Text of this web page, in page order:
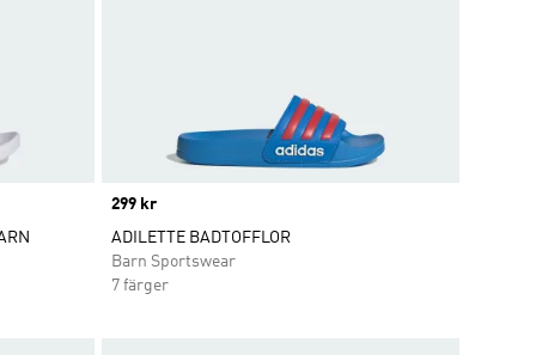
Price
299 kr
ADILETTE BADTOFFLOR
Barn Sportswear
7 färger